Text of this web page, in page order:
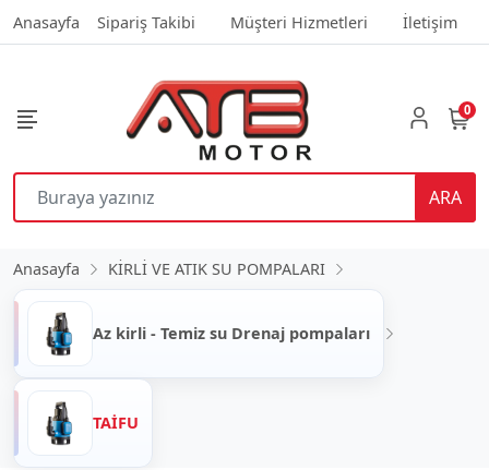
Anasayfa Sipariş Takibi Müşteri Hizmetleri İletişim
ARA
0
Anasayfa KİRLİ VE ATIK SU POMPALARI
Az kirli - Temiz su Drenaj pompaları
TAİFU